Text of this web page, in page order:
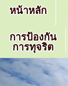
หน้าหลัก
การป้องกัน
การทุจริต